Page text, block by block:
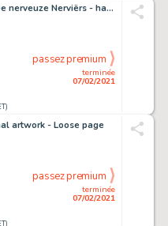
Suske en Wiske - De nerveuze Nerviërs - hardcover - groot formaat - (2017)
terminée
07/02/2021
passez premium
artwork - Loose page
terminée
07/02/2021
passez premium